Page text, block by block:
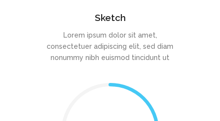
Sketch
Lorem ipsum dolor sit amet,
consectetuer adipiscing elit, sed diam
nonummy nibh euismod tincidunt ut